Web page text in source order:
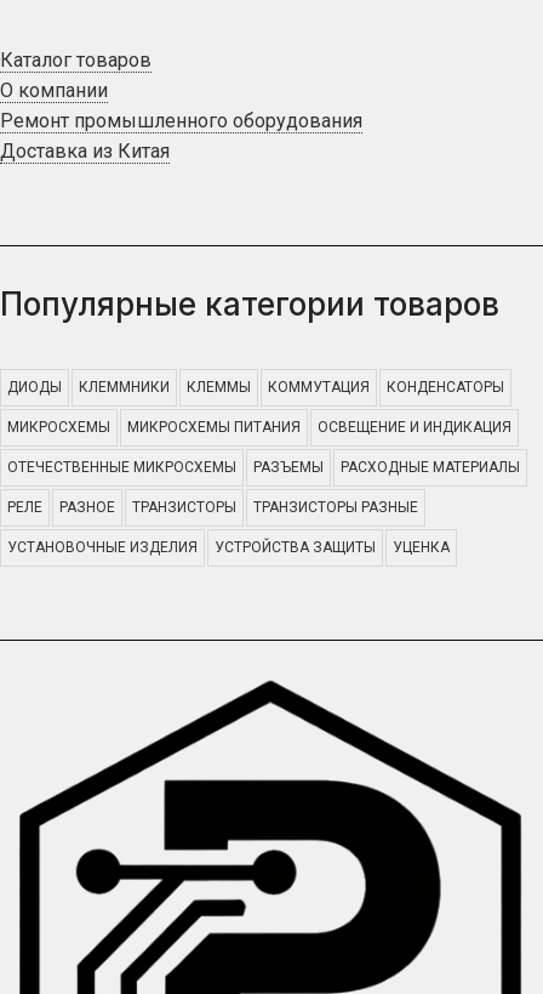
Каталог товаров
О компании
Ремонт промышленного оборудования
Доставка из Китая
Популярные категории товаров
ДИОДЫ КЛЕММНИКИ КЛЕММЫ КОММУТАЦИЯ КОНДЕНСАТОРЫ
МИКРОСХЕМЫ МИКРОСХЕМЫ ПИТАНИЯ ОСВЕЩЕНИЕ И ИНДИКАЦИЯ
ОТЕЧЕСТВЕННЫЕ МИКРОСХЕМЫ РАЗЪЕМЫ РАСХОДНЫЕ МАТЕРИАЛЫ
РЕЛЕ РАЗНОЕ ТРАНЗИСТОРЫ ТРАНЗИСТОРЫ РАЗНЫЕ
УСТАНОВОЧНЫЕ ИЗДЕЛИЯ УСТРОЙСТВА ЗАЩИТЫ УЦЕНКА